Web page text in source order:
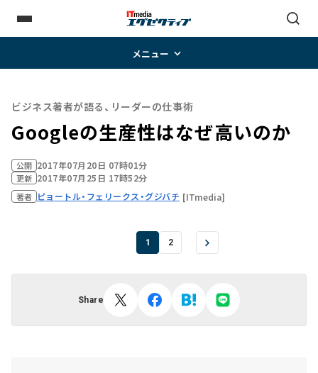
メニュー
ビジネス著者が語る、リーダーの仕事術
Googleの生産性はなぜ高いのか
公開 2017年07月20日 07時01分
更新 2017年07月25日 17時52分
著者 ピョートル・フェリークス・グジバチ [ITmedia]
1 2
Share